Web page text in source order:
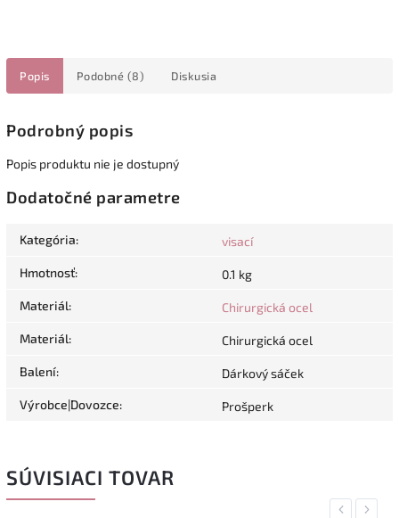
Popis Podobné (8) Diskusia
Podrobný popis
Popis produktu nie je dostupný
Dodatočné parametre
Kategória: visací
Hmotnosť: 0.1 kg
Materiál: Chirurgická ocel
Materiál: Chirurgická ocel
Balení: Dárkový sáček
Výrobce|Dovozce: Prošperk
SÚVISIACI TOVAR
Previous
Next